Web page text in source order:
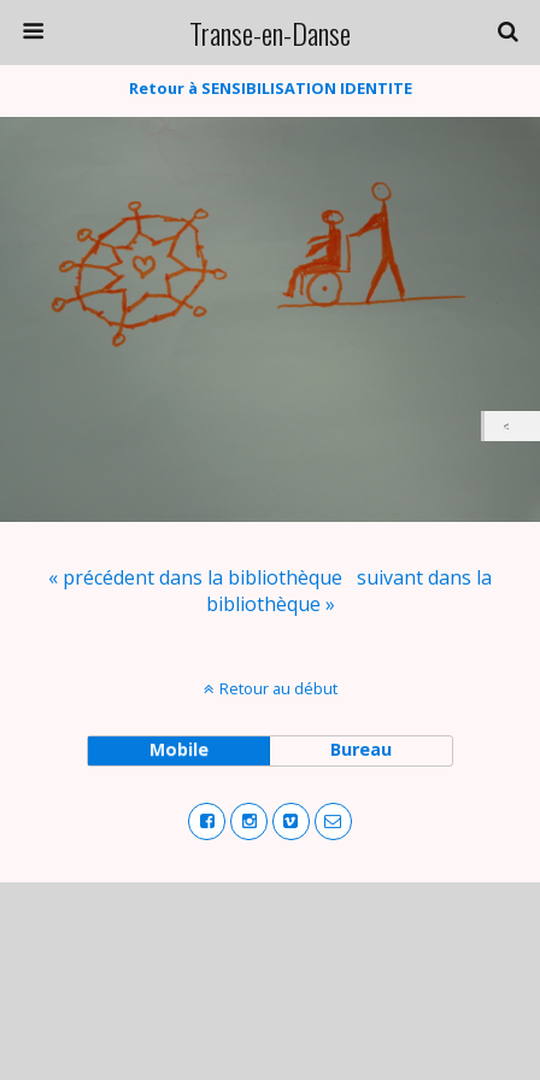
Transe-en-Danse
Retour à SENSIBILISATION IDENTITE
« précédent dans la bibliothèque suivant dans la
bibliothèque »
Retour au début
Mobile Bureau